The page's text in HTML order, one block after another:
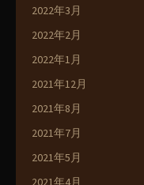
2022年3月
2022年2月
2022年1月
2021年12月
2021年8月
2021年7月
2021年5月
2021年4月